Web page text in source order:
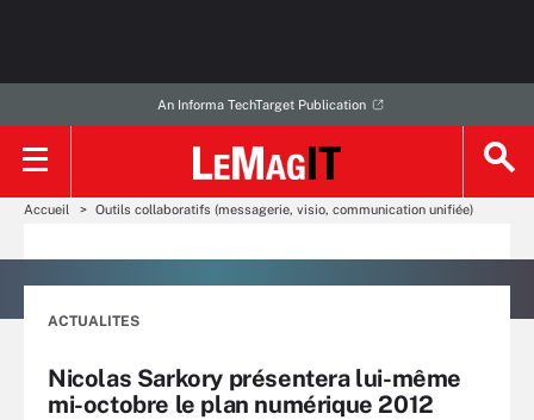
An Informa TechTarget Publication
Accueil Outils collaboratifs (messagerie, visio, communication unifiée)
ACTUALITES
Nicolas Sarkory présentera lui-même
mi-octobre le plan numérique 2012